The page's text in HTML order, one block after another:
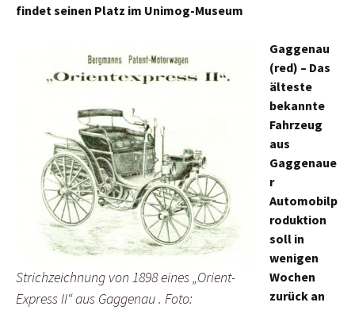
findet seinen Platz im Unimog-Museum
Strichzeichnung von 1898 eines „Orient-
Express II“ aus Gaggenau . Foto:
Gaggenau
(red) – Das
älteste
bekannte
Fahrzeug
aus
Gaggenaue
r
Automobilp
roduktion
soll in
wenigen
Wochen
zurück an